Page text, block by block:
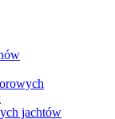
jachtów